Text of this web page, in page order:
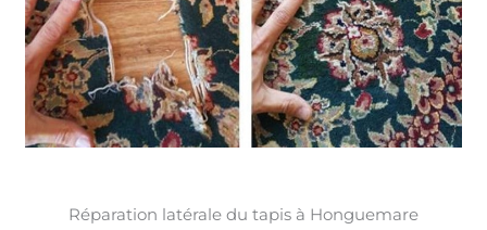
Réparation latérale du tapis à Honguemare